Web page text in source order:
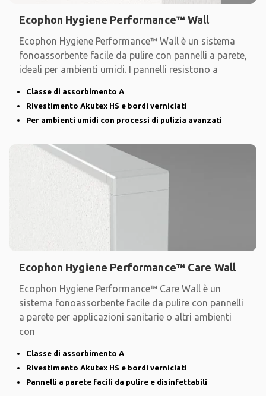
Ecophon Hygiene Performance™ Wall
Ecophon Hygiene Performance™ Wall è un sistema
fonoassorbente facile da pulire con pannelli a parete,
ideali per ambienti umidi. I pannelli resistono a
Classe di assorbimento A
Rivestimento Akutex HS e bordi verniciati
Per ambienti umidi con processi di pulizia avanzati
Ecophon Hygiene Performance™ Care Wall
Ecophon Hygiene Performance™ Care Wall è un
sistema fonoassorbente facile da pulire con pannelli
a parete per applicazioni sanitarie o altri ambienti
con
Classe di assorbimento A
Rivestimento Akutex HS e bordi verniciati
Pannelli a parete facili da pulire e disinfettabili